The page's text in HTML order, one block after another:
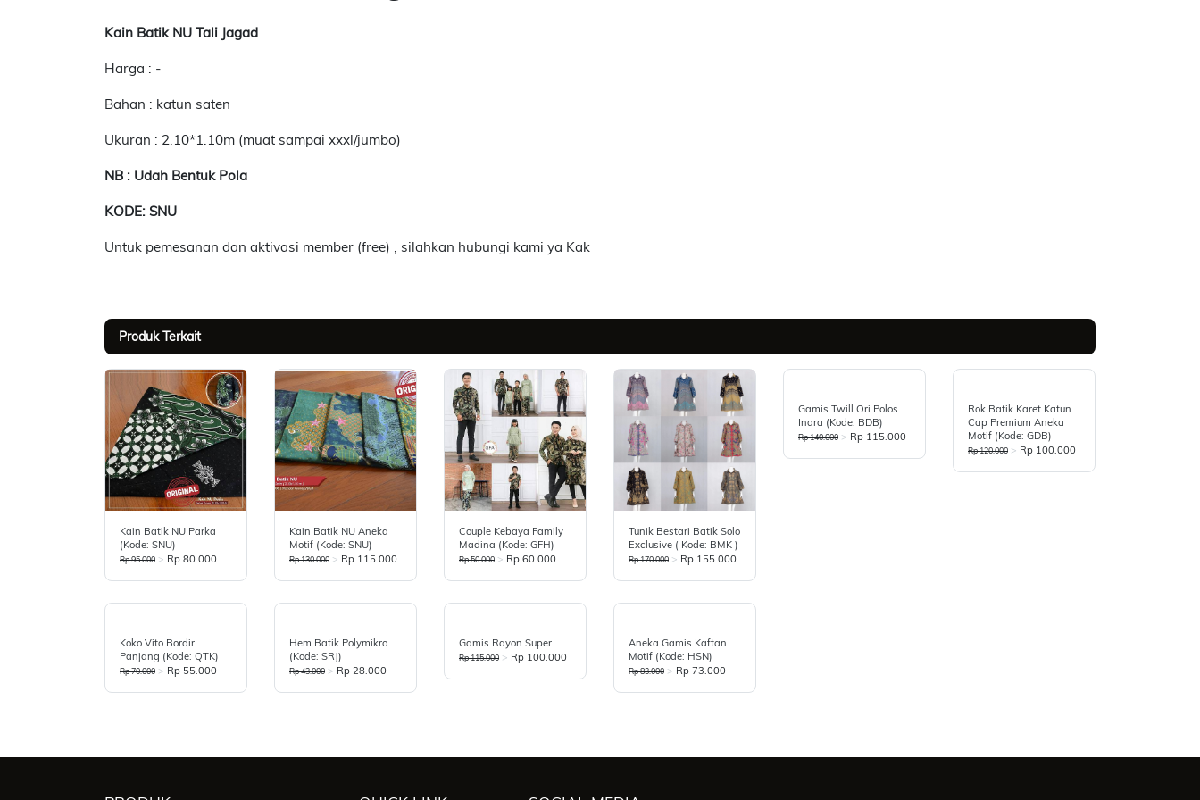
Kain Batik NU Tali Jagad
Harga : -
Bahan : katun saten
Ukuran : 2.10*1.10m (muat sampai xxxl/jumbo)
NB : Udah Bentuk Pola
KODE: SNU
Untuk pemesanan dan aktivasi member (free) , silahkan hubungi kami ya Kak
Produk Terkait
Kain Batik NU Parka
(Kode: SNU)
Rp 95.000 > Rp 80.000
Kain Batik NU Aneka
Motif (Kode: SNU)
Rp 130.000 > Rp 115.000
Couple Kebaya Family
Madina (Kode: GFH)
Rp 50.000 > Rp 60.000
Tunik Bestari Batik Solo
Exclusive ( Kode: BMK )
Rp 170.000 > Rp 155.000
Gamis Twill Ori Polos
Inara (Kode: BDB)
Rp 140.000 > Rp 115.000
Rok Batik Karet Katun
Cap Premium Aneka
Motif (Kode: GDB)
Rp 120.000 > Rp 100.000
Koko Vito Bordir
Panjang (Kode: QTK)
Rp 70.000 > Rp 55.000
Hem Batik Polymikro
(Kode: SRJ)
Rp 43.000 > Rp 28.000
Gamis Rayon Super
Rp 115.000 > Rp 100.000
Aneka Gamis Kaftan
Motif (Kode: HSN)
Rp 83.000 > Rp 73.000